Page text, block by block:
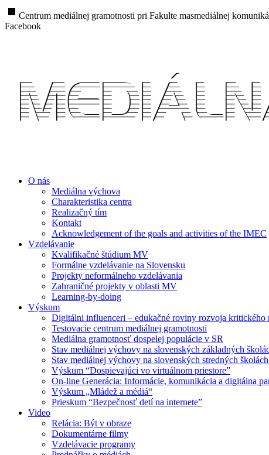
stop Centrum mediálnej gramotnosti pri Fakulte masmediálnej
Facebook
O nás
Mediálna výchova
Charakteristika centra
Realizačný tím
Kontakt
Acknowledgement of the goals and activities of the IMEC
Vzdelávanie
Kvalifikačné štúdium MV
Formálne vzdelávanie na Slovensku
Projekty neformálneho vzdelávania
Zahraničné projekty v oblasti MV
Learning-by-doing
Výskum
Digitálni influenceri – edukačné roviny rozvoja kritického
Testovacie centrum mediálnej gramotnosti
Mediálna gramotnosť dospelej populácie v SR
Stav mediálnej výchovy na slovenských základných
Stav mediálnej výchovy na slovenských stredných školách
Výskum “Dospievajúci vo virtuálnom priestore”
On-line Generácia: Informácie, komunikácia a digitálna
Výskum „Mládež a médiá“
Prieskum “Bezpečnosť detí na internete”
Video
Relácia: Být v obraze
Dokumentárne filmy
Vzdelávacie programy